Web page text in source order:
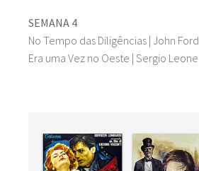
SEMANA 4
No Tempo das Diligências | John Ford
Era uma Vez no Oeste | Sergio Leone